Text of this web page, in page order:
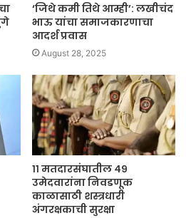
‘जिथे कमी तिथे आम्ही’: लखीचंद
भाऊ यांचा समाजकारणाचा
आदर्श प्रवास
August 28, 2025
११ मतदारसंघातील ४९
उमेदवारांना निवडणूक
काळासाठी शस्त्रधारी
अंगरक्षकाची सुरक्षा